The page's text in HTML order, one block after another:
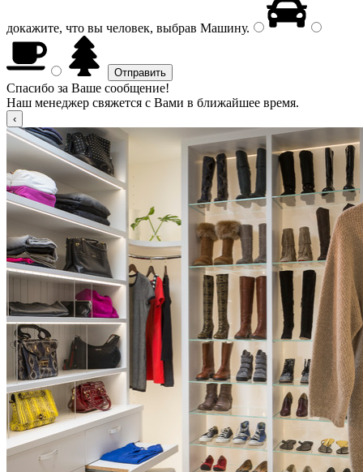
докажите, что вы человек, выбрав Машину.
Спасибо за Ваше сообщение!
Наш менеджер свяжется с Вами в ближайшее время.